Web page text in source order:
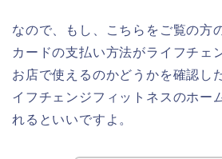
なので、もし、こちらをご覧の方
カードの支払い方法がライフチェ
お店で使えるのかどうかを確認し
イフチェンジフィットネスのホー
れるといいですよ。